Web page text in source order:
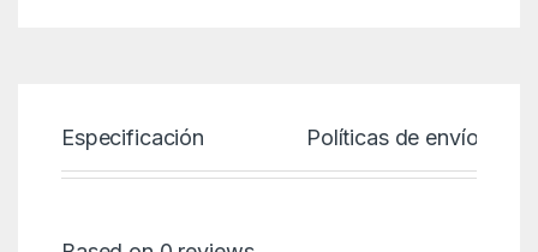
Especificación Políticas de envío